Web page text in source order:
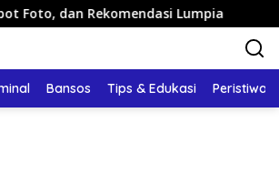
Lumpia Panduan
Bansos Tips & Edukasi Peristiwa